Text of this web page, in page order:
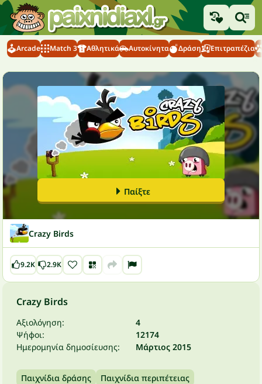
Arcade Match 3 Αθλητικά Αυτοκίνητα Δράση Επιτραπέζια
Παίξτε
Crazy Birds
9.2K 2.9K
Crazy Birds
Αξιολόγηση:
4
Ψήφοι:
12174
Ημερομηνία δημοσίευσης:
Μάρτιος 2015
Παιχνίδια δράσης
Παιχνίδια περιπέτειας